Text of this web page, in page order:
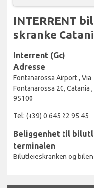
INTERRENT
skranke
Interrent (Gc)
Adresse
Fontanarossa Airport , Via
Fontanarossa 20, Catania ,
95100
Tel: (+39) 0 645 22 95 45
Beliggenhet til
terminalen
Bilutleieskranken og